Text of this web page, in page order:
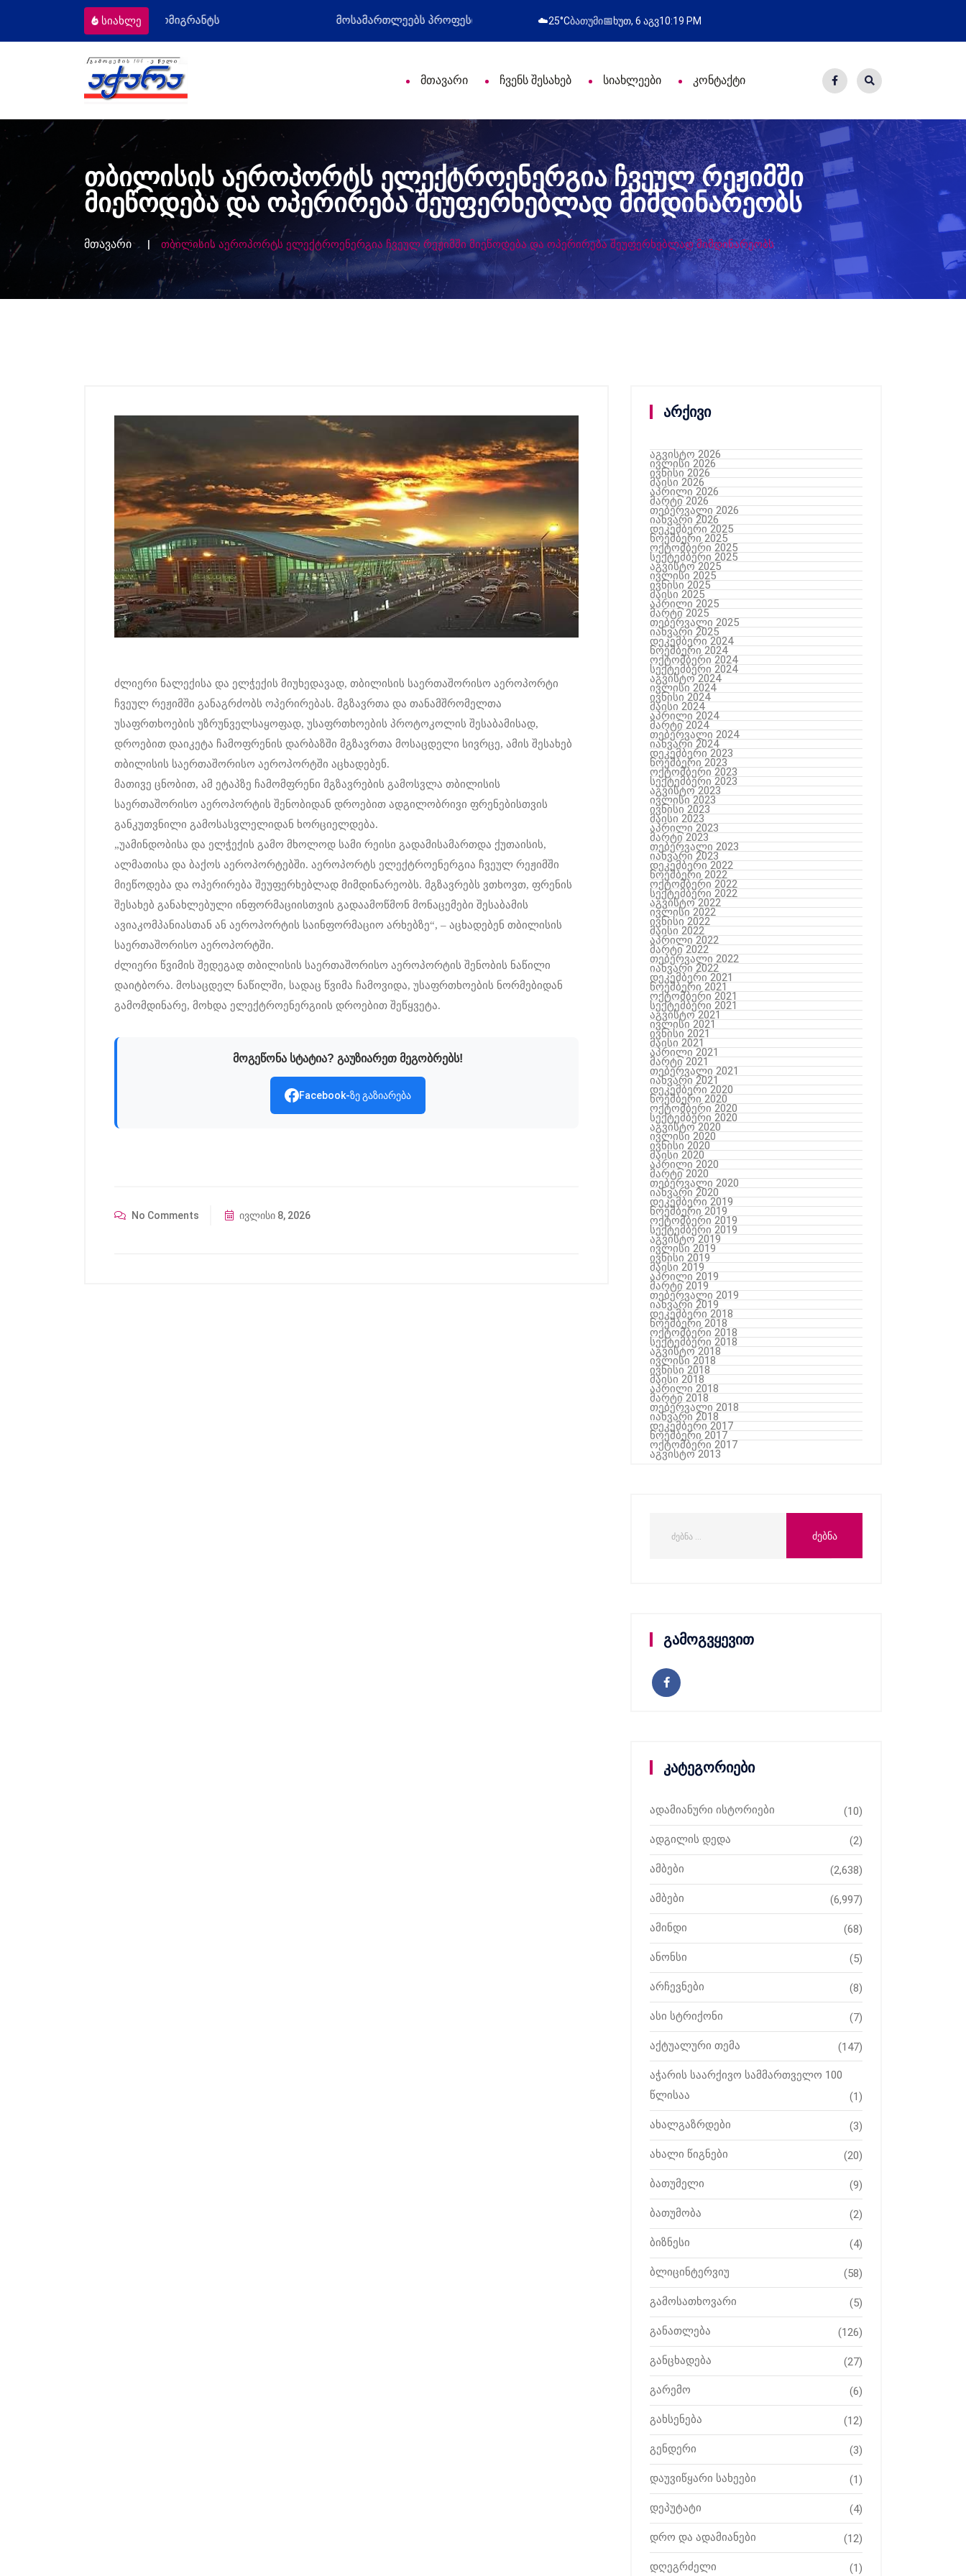
სიახლე მოსამართლეებს პროფესიული დღე მიულოცა წარმატებული გამოსვლა
☁️25°Cბათუმი📅ხუთ, 6 აგვ10:19 PM
მთავარი ჩვენს შესახებ სიახლეები კონტაქტი
თბილისის აეროპორტს ელექტროენერგია ჩვეულ რეჟიმში
მიეწოდება და ოპერირება შეუფერხებლად მიმდინარეობს
მთავარი თბილისის აეროპორტს ელექტროენერგია ჩვეულ რეჟიმში მიეწოდება და ოპერირება შეუფერხებლად მიმდინარეობს
ძლიერი ნალექისა და ელჭექის მიუხედავად, თბილისის საერთაშორისო აეროპორტი
ჩვეულ რეჟიმში განაგრძობს ოპერირებას. მგზავრთა და თანამშრომელთა
უსაფრთხოების უზრუნველსაყოფად, უსაფრთხოების პროტოკოლის შესაბამისად,
დროებით დაიკეტა ჩამოფრენის დარბაზში მგზავრთა მოსაცდელი სივრცე, ამის შესახებ
თბილისის საერთაშორისო აეროპორტში აცხადებენ.
მათივე ცნობით, ამ ეტაპზე ჩამომფრენი მგზავრების გამოსვლა თბილისის
საერთაშორისო აეროპორტის შენობიდან დროებით ადგილობრივი ფრენებისთვის
განკუთვნილი გამოსასვლელიდან ხორციელდება.
„უამინდობისა და ელჭექის გამო მხოლოდ სამი რეისი გადამისამართდა ქუთაისის,
ალმათისა და ბაქოს აეროპორტებში. აეროპორტს ელექტროენერგია ჩვეულ რეჟიმში
მიეწოდება და ოპერირება შეუფერხებლად მიმდინარეობს. მგზავრებს ვთხოვთ, ფრენის
შესახებ განახლებული ინფორმაციისთვის გადაამოწმონ მონაცემები შესაბამის
ავიაკომპანიასთან ან აეროპორტის საინფორმაციო არხებზე“, – აცხადებენ თბილისის
საერთაშორისო აეროპორტში.
ძლიერი წვიმის შედეგად თბილისის საერთაშორისო აეროპორტის შენობის ნაწილი
დაიტბორა. მოსაცდელ ნაწილში, სადაც წვიმა ჩამოვიდა, უსაფრთხოების ნორმებიდან
გამომდინარე, მოხდა ელექტროენერგიის დროებით შეწყვეტა.
მოგეწონა სტატია? გაუზიარეთ მეგობრებს!
Facebook-ზე გაზიარება
No Comments ივლისი 8, 2026
არქივი
აგვისტო 2026
ივლისი 2026
ივნისი 2026
მაისი 2026
აპრილი 2026
მარტი 2026
თებერვალი 2026
იანვარი 2026
დეკემბერი 2025
ნოემბერი 2025
ოქტომბერი 2025
სექტემბერი 2025
აგვისტო 2025
ივლისი 2025
ივნისი 2025
მაისი 2025
აპრილი 2025
მარტი 2025
თებერვალი 2025
იანვარი 2025
დეკემბერი 2024
ნოემბერი 2024
ოქტომბერი 2024
სექტემბერი 2024
აგვისტო 2024
ივლისი 2024
ივნისი 2024
მაისი 2024
აპრილი 2024
მარტი 2024
თებერვალი 2024
იანვარი 2024
დეკემბერი 2023
ნოემბერი 2023
ოქტომბერი 2023
სექტემბერი 2023
აგვისტო 2023
ივლისი 2023
ივნისი 2023
მაისი 2023
აპრილი 2023
მარტი 2023
თებერვალი 2023
იანვარი 2023
დეკემბერი 2022
ნოემბერი 2022
ოქტომბერი 2022
სექტემბერი 2022
აგვისტო 2022
ივლისი 2022
ივნისი 2022
მაისი 2022
აპრილი 2022
მარტი 2022
თებერვალი 2022
იანვარი 2022
დეკემბერი 2021
ნოემბერი 2021
ოქტომბერი 2021
სექტემბერი 2021
აგვისტო 2021
ივლისი 2021
ივნისი 2021
მაისი 2021
აპრილი 2021
მარტი 2021
თებერვალი 2021
იანვარი 2021
დეკემბერი 2020
ნოემბერი 2020
ოქტომბერი 2020
სექტემბერი 2020
აგვისტო 2020
ივლისი 2020
ივნისი 2020
მაისი 2020
აპრილი 2020
მარტი 2020
თებერვალი 2020
იანვარი 2020
დეკემბერი 2019
ნოემბერი 2019
ოქტომბერი 2019
სექტემბერი 2019
აგვისტო 2019
ივლისი 2019
ივნისი 2019
მაისი 2019
აპრილი 2019
მარტი 2019
თებერვალი 2019
იანვარი 2019
დეკემბერი 2018
ნოემბერი 2018
ოქტომბერი 2018
სექტემბერი 2018
აგვისტო 2018
ივლისი 2018
ივნისი 2018
მაისი 2018
აპრილი 2018
მარტი 2018
თებერვალი 2018
იანვარი 2018
დეკემბერი 2017
ნოემბერი 2017
ოქტომბერი 2017
აგვისტო 2013
გამოგვყევით
კატეგორიები
ადამიანური ისტორიები (10)
ადგილის დედა (2)
ამბები (2,638)
ამბები (6,997)
ამინდი (68)
ანონსი (5)
არჩევნები (8)
ასი სტრიქონი (7)
აქტუალური თემა (147)
აჭარის საარქივო სამმართველო 100
წლისაა
(1)
ახალგაზრდები (3)
ახალი წიგნები (20)
ბათუმელი (9)
ბათუმობა (2)
ბიზნესი (4)
ბლიცინტერვიუ (58)
გამოსათხოვარი (5)
განათლება (126)
განცხადება (27)
გარემო (6)
გახსენება (12)
გენდერი (3)
დაუვიწყარი სახეები (1)
დეპუტატი (4)
დრო და ადამიანები (12)
დღეგრძელი (1)